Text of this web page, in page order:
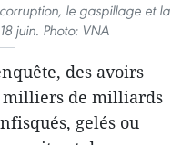
le gaspillage et la
juin. Photo: VNA
des avoirs
milliers de milliards
gelés ou